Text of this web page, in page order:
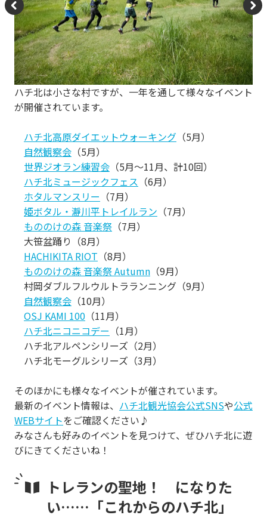
P
re
vi
o
u
s
N
e
xt
ハチ北は小さな村ですが、一年を通して様々なイベント
が開催されています。
ハチ北高原ダイエットウォーキング （5月）
自然観察会 （5月）
世界ジオラン練習会 （5月～11月、計10回）
ハチ北ミュージックフェス （6月）
ホタルマンスリー （7月）
姫ボタル・瀞川平トレイルラン （7月）
もののけの森 音楽祭 （7月）
大笹盆踊り（8月）
HACHIKITA RIOT （8月）
もののけの森 音楽祭 Autumn （9月）
村岡ダブルフルウルトラランニング（9月）
自然観察会 （10月）
OSJ KAMI 100 （11月）
ハチ北ニコニコデー （1月）
ハチ北アルペンシリーズ（2月）
ハチ北モーグルシリーズ（3月）
そのほかにも様々なイベントが催されています。
最新のイベント情報は、 ハチ北観光協会公式SNSや公式
WEBサイトをご確認ください♪
みなさんも好みのイベントを見つけて、ぜひハチ北に遊
びにきてくださいね！
トレランの聖地！ になりた
い……「これからのハチ北」